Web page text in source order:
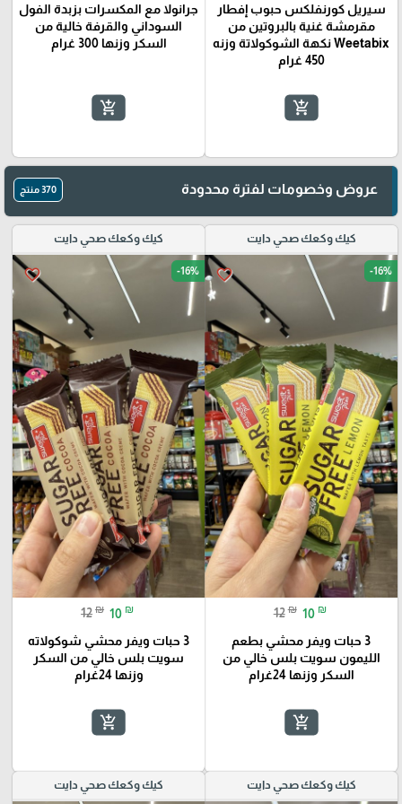
سيريل كورنفلكس حبوب إفطار
مقرمشة غنية بالبروتين من
Weetabix نكهة الشوكولاتة وزنه
450 غرام
add_shopping_cart
جرانولا مع المكسرات بزبدة الفول
السوداني والقرفة خالية من
السكر وزنها 300 غرام
add_shopping_cart
عروض وخصومات لفترة محدودة 370 منتج
كيك وكعك صحي دايت
favorite_border -16%
12 ₪ 10 ₪
3 حبات ويفر محشي بطعم
الليمون سويت بلس خالي من
السكر وزنها 24غرام
add_shopping_cart
كيك وكعك صحي دايت
favorite_border -16%
12 ₪ 10 ₪
3 حبات ويفر محشي شوكولاته
سويت بلس خالي من السكر
وزنها 24غرام
add_shopping_cart
كيك وكعك صحي دايت كيك وكعك صحي دايت